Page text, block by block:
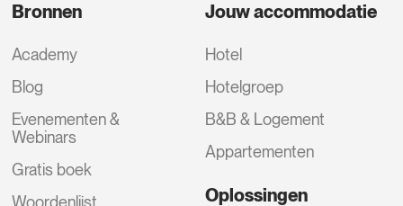
Bronnen
Academy
Blog
Evenementen &
Webinars
Gratis boek
Jouw accommodatie
Hotel
Hotelgroep
B&B & Logement
Appartementen
Oplossingen